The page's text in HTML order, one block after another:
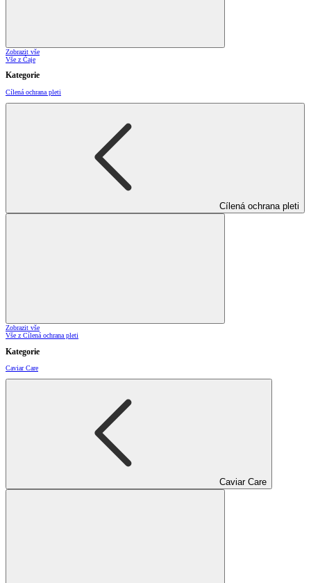
Zobrazit vše
Vše z Čaje
Kategorie
Cílená ochrana pleti
Cílená ochrana pleti
Zobrazit vše
Vše z Cílená ochrana pleti
Kategorie
Caviar Care
Caviar Care